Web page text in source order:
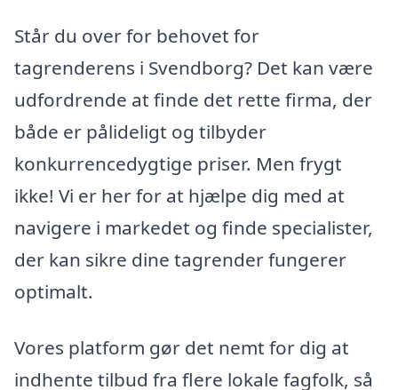
Står du over for behovet for
tagrenderens i Svendborg? Det kan være
udfordrende at finde det rette firma, der
både er pålideligt og tilbyder
konkurrencedygtige priser. Men frygt
ikke! Vi er her for at hjælpe dig med at
navigere i markedet og finde specialister,
der kan sikre dine tagrender fungerer
optimalt.
Vores platform gør det nemt for dig at
indhente tilbud fra flere lokale fagfolk, så